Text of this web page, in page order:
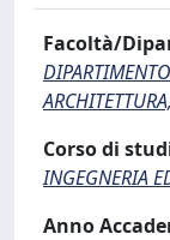
Facoltà/
Corso di
INGEGNERIA
Anno